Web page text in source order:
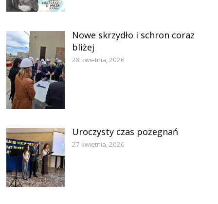
Nowe skrzydło i schron coraz
bliżej
28 kwietnia, 2026
Uroczysty czas pożegnań
27 kwietnia, 2026